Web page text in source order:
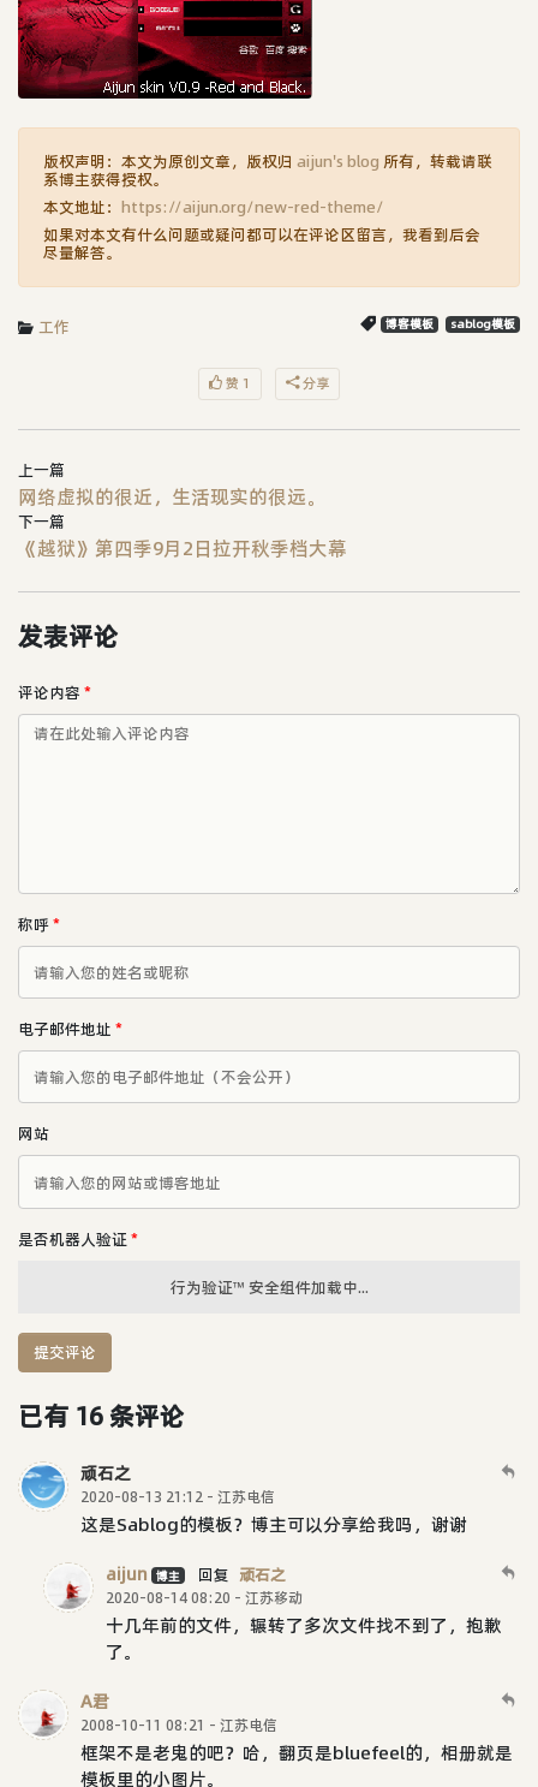
版权声明：本文为原创文章，版权归 aijun's blog 所有，转载请联
系博主获得授权。
本文地址： https://aijun.org/new-red-theme/
如果对本文有什么问题或疑问都可以在评论区留言，我看到后会
尽量解答。
工作 博客模板 sablog模板
赞 1 分享
上一篇
网络虚拟的很近，生活现实的很远。
下一篇
《越狱》第四季9月2日拉开秋季档大幕
发表评论
评论内容 *
称呼*
电子邮件地址 *
网站
是否机器人验证 *
行为验证™ 安全组件加载中...
提交评论
已有 16 条评论
顽石之
2020-08-13 21:12 - 江苏电信
这是Sablog的模板？博主可以分享给我吗，谢谢
aijun 博主 回复 顽石之
2020-08-14 08:20 - 江苏移动
十几年前的文件，辗转了多次文件找不到了，抱歉
了。
A君
2008-10-11 08:21 - 江苏电信
框架不是老鬼的吧？哈，翻页是bluefeel的，相册就是
模板里的小图片。